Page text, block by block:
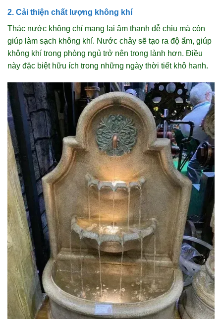
2. Cải thiện chất lượng không khí
Thác nước không chỉ mang lại âm thanh dễ chịu mà còn
giúp làm sạch không khí. Nước chảy sẽ tạo ra độ ẩm, giúp
không khí trong phòng ngủ trở nên trong lành hơn. Điều
này đặc biệt hữu ích trong những ngày thời tiết khô hanh.